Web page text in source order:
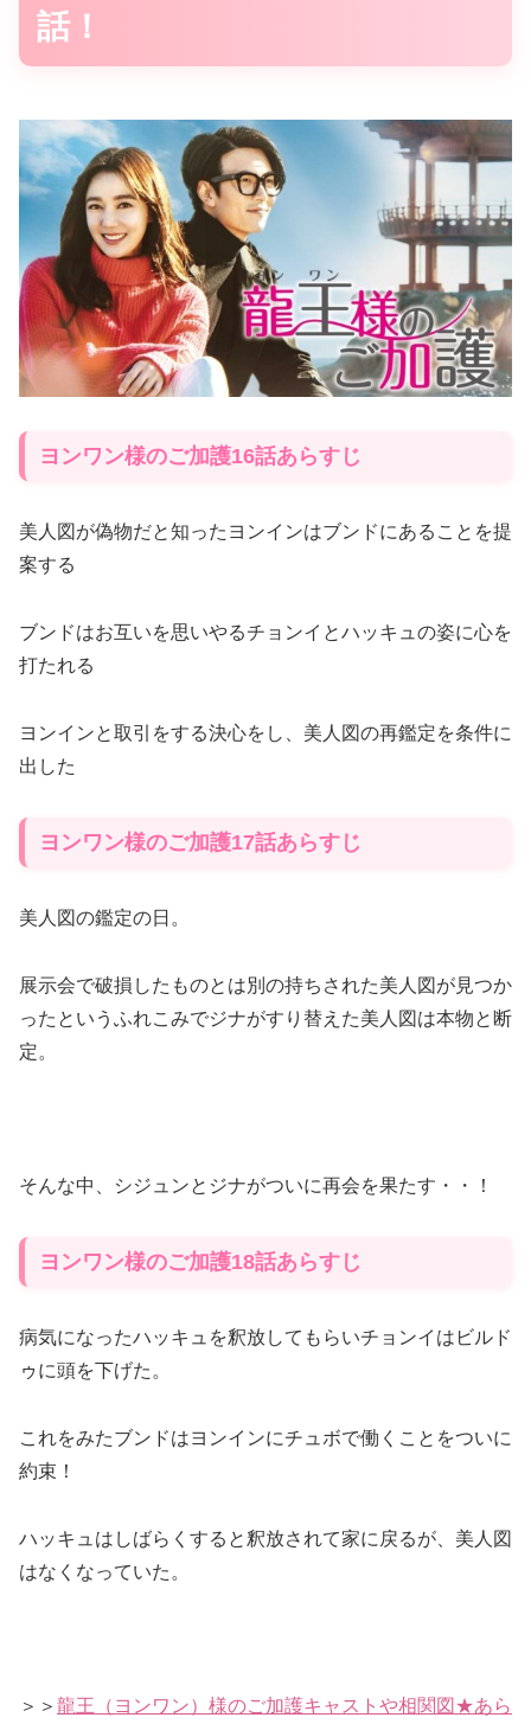
話！
ヨンワン様のご加護16話あらすじ
美人図が偽物だと知ったヨンインはブンドにあることを提
案する
ブンドはお互いを思いやるチョンイとハッキュの姿に心を
打たれる
ヨンインと取引をする決心をし、美人図の再鑑定を条件に
出した
ヨンワン様のご加護17話あらすじ
美人図の鑑定の日。
展示会で破損したものとは別の持ちされた美人図が見つか
ったというふれこみでジナがすり替えた美人図は本物と断
定。
そんな中、シジュンとジナがついに再会を果たす・・！
ヨンワン様のご加護18話あらすじ
病気になったハッキュを釈放してもらいチョンイはビルド
ゥに頭を下げた。
これをみたブンドはヨンインにチュボで働くことをついに
約束！
ハッキュはしばらくすると釈放されて家に戻るが、美人図
はなくなっていた。
＞＞ 龍王（ヨンワン）様のご加護キャストや相関図★あら